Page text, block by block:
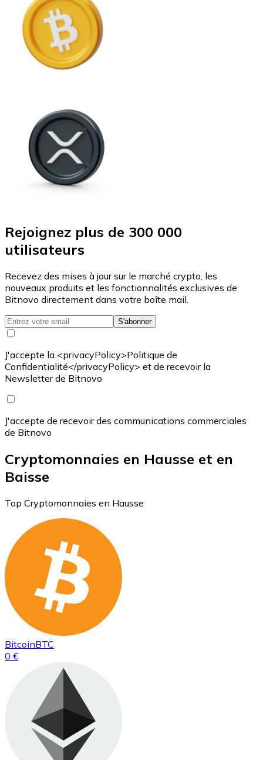
Rejoignez plus de 300 000
utilisateurs
Recevez des mises à jour sur le marché crypto, les
nouveaux produits et les fonctionnalités exclusives de
Bitnovo directement dans votre boîte mail.
S'abonner
J'accepte la <privacyPolicy>Politique de
Confidentialité</privacyPolicy> et de recevoir la
Newsletter de Bitnovo
J'accepte de recevoir des communications commerciales
de Bitnovo
Cryptomonnaies en Hausse et en
Baisse
Top Cryptomonnaies en Hausse
BitcoinBTC
0 €